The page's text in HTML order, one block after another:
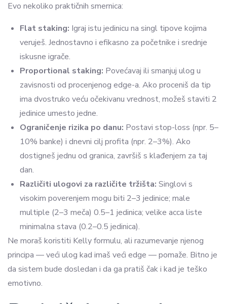
Evo nekoliko praktičnih smernica:
Flat staking: Igraj istu jedinicu na singl tipove kojima
veruješ. Jednostavno i efikasno za početnike i srednje
iskusne igrače.
Proportional staking: Povećavaj ili smanjuj ulog u
zavisnosti od procenjenog edge-a. Ako proceniš da tip
ima dvostruko veću očekivanu vrednost, možeš staviti 2
jedinice umesto jedne.
Ograničenje rizika po danu: Postavi stop-loss (npr. 5–
10% banke) i dnevni cilj profita (npr. 2–3%). Ako
dostigneš jednu od granica, završiš s klađenjem za taj
dan.
Različiti ulogovi za različite tržišta: Singlovi s
visokim poverenjem mogu biti 2–3 jedinice; male
multiple (2–3 meča) 0.5–1 jedinica; velike acca liste
minimalna stava (0.2–0.5 jedinica).
Ne moraš koristiti Kelly formulu, ali razumevanje njenog
principa — veći ulog kad imaš veći edge — pomaže. Bitno je
da sistem bude dosledan i da ga pratiš čak i kad je teško
emotivno.